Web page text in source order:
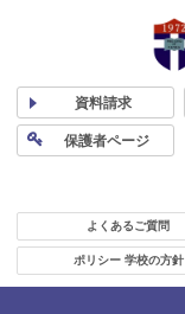
資料請求
保護者ページ
よくあるご質問
ポリシー 学校の方針